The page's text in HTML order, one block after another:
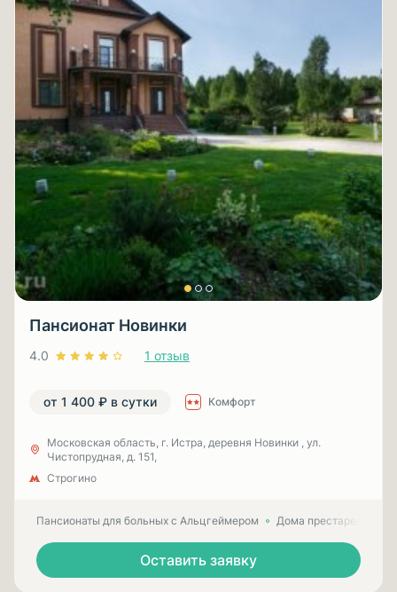
Пансионат Новинки
4.0 1 отзыв
от 1 400 ₽ в сутки Комфорт
Московская область, г. Истра, деревня Новинки , ул.
Чистопрудная, д. 151,
Строгино
Пансионаты для больных с Альцгеймером Дома престарелых
Оставить заявку